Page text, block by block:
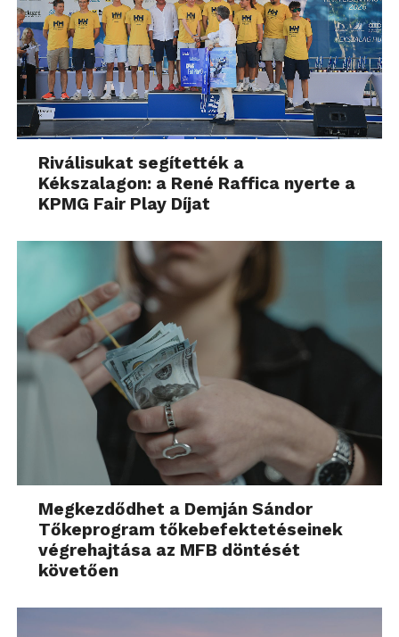
Riválisukat segítették a
Kékszalagon: a René Raffica nyerte a
KPMG Fair Play Díjat
Megkezdődhet a Demján Sándor
Tőkeprogram tőkebefektetéseinek
végrehajtása az MFB döntését
követően